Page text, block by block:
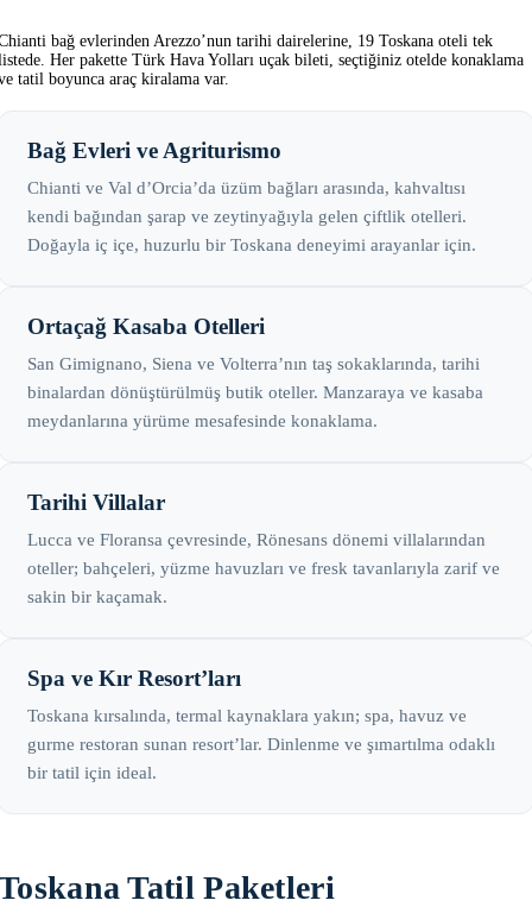
bağ evlerinden Arezzo’nun tarihi dairelerine, 19 Toskana oteli tek
Her pakette Türk Hava Yolları uçak bileti, seçtiğiniz otelde konaklama
tatil boyunca araç kiralama var.
Bağ Evleri ve Agriturismo
Chianti ve Val d’Orcia’da üzüm bağları arasında, kahvaltısı
kendi bağından şarap ve zeytinyağıyla gelen çiftlik otelleri.
Doğayla iç içe, huzurlu bir Toskana deneyimi arayanlar için.
Ortaçağ Kasaba Otelleri
San Gimignano, Siena ve Volterra’nın taş sokaklarında, tarihi
binalardan dönüştürülmüş butik oteller. Manzaraya ve kasaba
meydanlarına yürüme mesafesinde konaklama.
Tarihi Villalar
Lucca ve Floransa çevresinde, Rönesans dönemi villalarından
oteller; bahçeleri, yüzme havuzları ve fresk tavanlarıyla zarif ve
sakin bir kaçamak.
Spa ve Kır Resort’ları
Toskana kırsalında, termal kaynaklara yakın; spa, havuz ve
gurme restoran sunan resort’lar. Dinlenme ve şımartılma odaklı
bir tatil için ideal.
Tatil Paketleri